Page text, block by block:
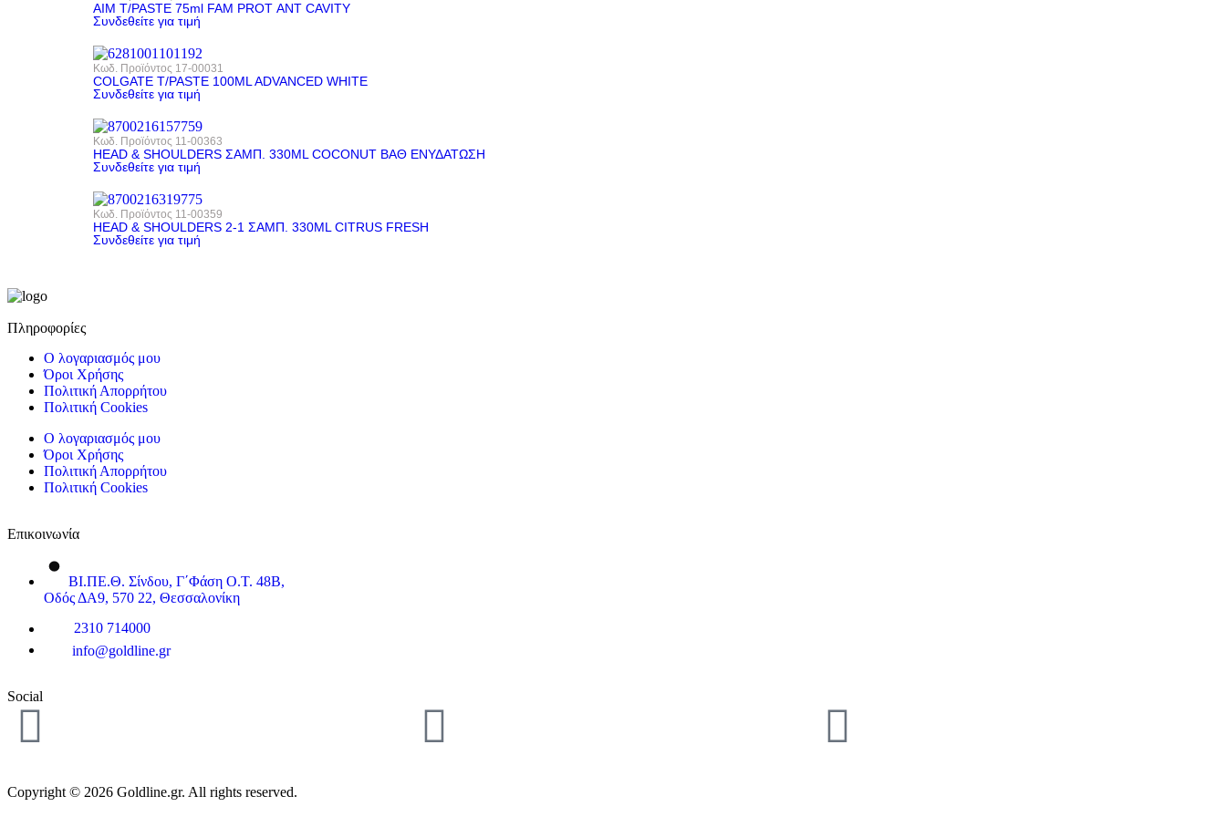
AIM T/PASTE 75ml FAM PROT ΑΝΤ CAVITY
Συνδεθείτε για τιμή
Κωδ. Προϊόντος 17-00031
COLGATE T/PASTE 100ML ADVANCED WHITE
Συνδεθείτε για τιμή
Κωδ. Προϊόντος 11-00363
HEAD & SHOULDERS ΣΑΜΠ. 330ML COCONUT ΒΑΘ ΕΝΥΔΑΤΩΣΗ
Συνδεθείτε για τιμή
Κωδ. Προϊόντος 11-00359
HEAD & SHOULDERS 2-1 ΣΑΜΠ. 330ML CITRUS FRESH
Συνδεθείτε για τιμή
Πληροφορίες
Ο λογαριασμός μου
Όροι Χρήσης
Πολιτική Απορρήτου
Πολιτική Cookies
Ο λογαριασμός μου
Όροι Χρήσης
Πολιτική Απορρήτου
Πολιτική Cookies
Επικοινωνία
ΒΙ.ΠΕ.Θ. Σίνδου, Γ΄Φάση Ο.Τ. 48Β,
Οδός ΔΑ9, 570 22, Θεσσαλονίκη
2310 714000
info@goldline.gr
Social
Copyright © 2026 Goldline.gr. All rights reserved.